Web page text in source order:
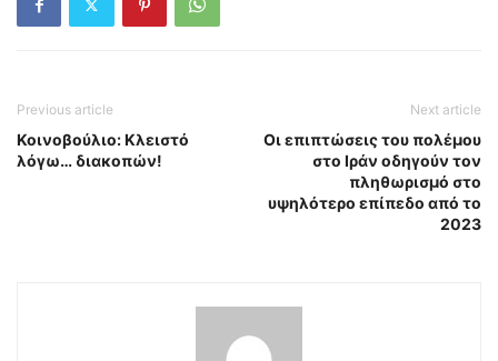
Previous article
Κοινοβούλιο: Κλειστό
λόγω… διακοπών!
Next article
Οι επιπτώσεις του πολέμου
στο Ιράν οδηγούν τον
πληθωρισμό στο
υψηλότερο επίπεδο από το
2023